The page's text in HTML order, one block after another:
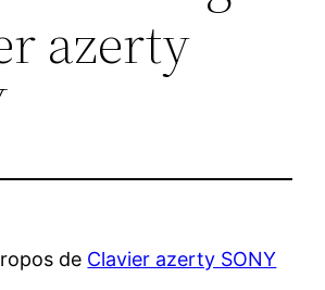
azerty
de Clavier azerty SONY